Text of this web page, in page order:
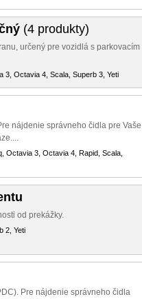
(4 produkty)
určený pre vozidlá s parkovacím
3, Octavia 4, Scala, Superb 3, Yeti
nájdenie správneho čidla pre Vaše
Octavia 3, Octavia 4, Rapid, Scala,
od prekážky.
2, Yeti
Pre nájdenie správneho čidla